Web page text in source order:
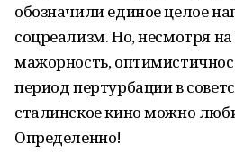
обозначили единое целое
соцреализм. Но, несмотря
мажорность,
период пертурбации в
сталинское кино можно
Определенно!